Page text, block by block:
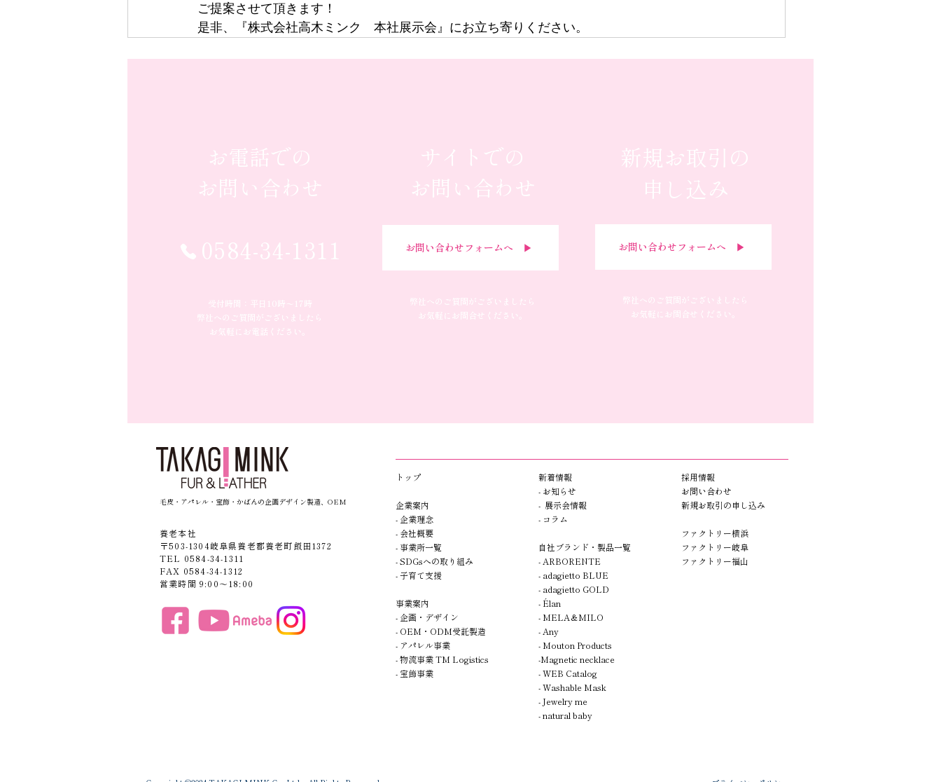
ご提案させて頂きます！
是非、『株式会社高木ミンク　本社展示会』にお立ち寄りください。
お電話での
お問い合わせ
0584-34-1311
受付時間：平日10時〜17時
弊社へのご質問がございましたら
お気軽にお電話ください。
サイトでの
お問い合わせ
お問い合わせフォームへ ▶︎
弊社へのご質問がございましたら
お気軽にお問合せください。
新規お取引の
申し込み
お問い合わせフォームへ ▶︎
弊社へのご質問がございましたら
お気軽にお問合せください。
毛皮・アパレル・宝飾・かばんの企画デザイン製造、OEM
養老本社
〒503-1304岐阜県養老郡養老町飯田1372
TEL 0584-34-1311
FAX 0584-34-1312
営業時間 9:00〜18:00
​トップ​​
企業案内
- 企業理念
- 会社概要
- 事業所一覧
- SDGsへの取り組み
- 子育て支援
事業案内
- 企画 ・デザイン
- OEM・ODM受託製造
- アパレル事業
- 物流事業 TM Logistics
- 宝飾事業
新着情報
- お知らせ
- 展示会情報
- コラム
自社ブランド・製品一覧
- ARBORENTE
- adagietto BLUE
- adagietto GOLD
- Élan
- MELA＆MILO
- Any
- Mouton Products
-Magnetic necklace
- WEB Catalog
- Washable Mask
- Jewelry me
- natural baby
採用情報
お問い合わせ
新規お取引の申し込み
ファクトリー横浜
ファクトリー岐阜
ファクトリー福山